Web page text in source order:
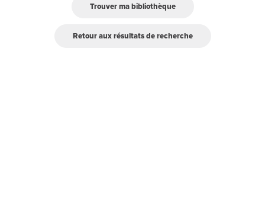
Trouver ma bibliothèque
Retour aux résultats de recherche